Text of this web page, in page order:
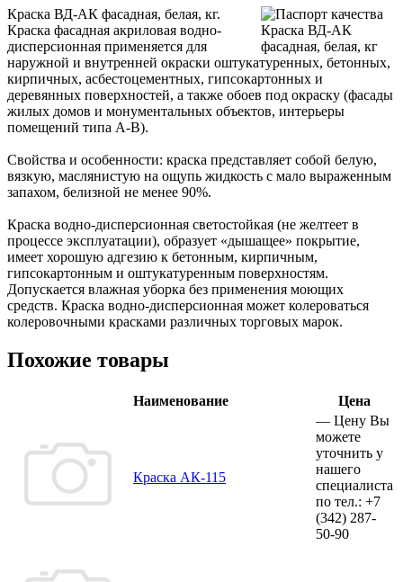
Краска ВД-АК фасадная, белая, кг.
Краска фасадная акриловая водно-
дисперсионная применяется для
наружной и внутренней окраски оштукатуренных, бетонных,
кирпичных, асбестоцементных, гипсокартонных и
деревянных поверхностей, а также обоев под окраску (фасады
жилых домов и монументальных объектов, интерьеры
помещений типа А-В).
Свойства и особенности: краска представляет собой белую,
вязкую, маслянистую на ощупь жидкость с мало выраженным
запахом, белизной не менее 90%.
Краска водно-дисперсионная светостойкая (не желтеет в
процессе эксплуатации), образует «дышащее» покрытие,
имеет хорошую адгезию к бетонным, кирпичным,
гипсокартонным и оштукатуренным поверхностям.
Допускается влажная уборка без применения моющих
средств. Краска водно-дисперсионная может колероваться
колеровочными красками различных торговых марок.
Похожие товары
Наименование Цена
Краска АК-115
— Цену Вы
можете
уточнить у
нашего
специалиста
по тел.: +7
(342) 287-
50-90